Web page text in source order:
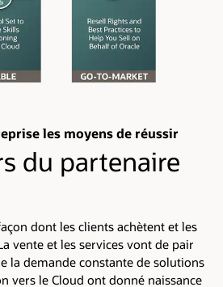
les moyens de réussir
du partenaire
dont les clients achètent et les
vente et les services vont de pair
la demande constante de solutions
vers le Cloud ont donné naissance